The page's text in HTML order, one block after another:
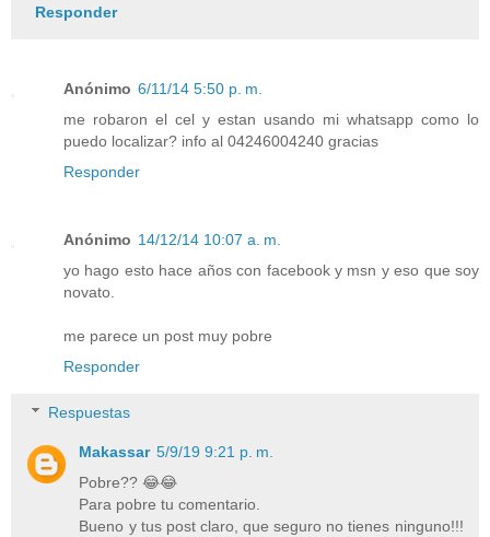
Responder
Anónimo 6/11/14 5:50 p. m.
me robaron el cel y estan usando mi whatsapp como lo
puedo localizar? info al 04246004240 gracias
Responder
Anónimo 14/12/14 10:07 a. m.
yo hago esto hace años con facebook y msn y eso que soy
novato.
me parece un post muy pobre
Responder
Respuestas
Makassar 5/9/19 9:21 p. m.
Pobre?? 😂😂
Para pobre tu comentario.
Bueno y tus post claro, que seguro no tienes ninguno!!!